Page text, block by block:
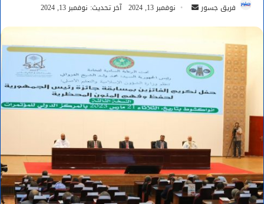
فريق جسور
أرسل نوفمبر 13, 2024 آخر تحديث: نوفمبر 13, 2024